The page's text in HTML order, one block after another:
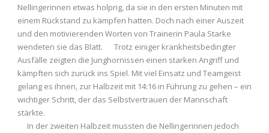
Nellingerinnen etwas holprig, da sie in den ersten Minuten mit
einem Rückstand zu kämpfen hatten. Doch nach einer Auszeit
und den motivierenden Worten von Trainerin Paula Starke
wendeten sie das Blatt. Trotz einiger krankheitsbedingter
Ausfälle zeigten die Junghornissen einen starken Angriff und
kämpften sich zurück ins Spiel. Mit viel Einsatz und Teamgeist
gelang es ihnen, zur Halbzeit mit 14:16 in Führung zu gehen – ein
wichtiger Schritt, der das Selbstvertrauen der Mannschaft
stärkte.
In der zweiten Halbzeit mussten die Nellingerinnen jedoch